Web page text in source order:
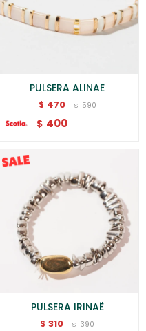
PULSERA ALINAE
$ 470 $ 590
$ 400
PULSERA IRINAË
$ 310 $ 390